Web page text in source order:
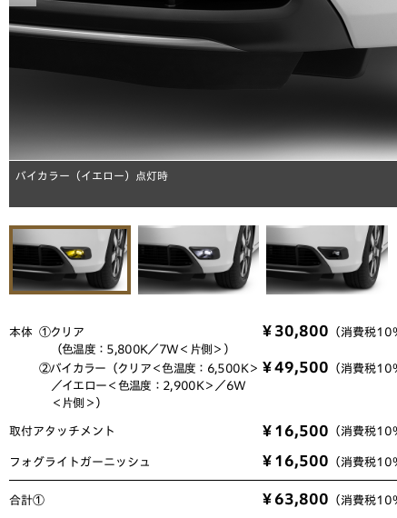
バイカラー（イエロー）点灯時
本体 ①クリア
（色温度：5,800K／7W＜片側＞）
￥30,800 （消費税
②バイカラー（クリア＜色温度：6,500K＞
／イエロー＜色温度：2,900K＞／6W
＜片側＞）
￥49,500 （消費税
取付アタッチメント ￥16,500 （消費税
フォグライト ガーニッシュ ￥16,500 （消費税
合計① ￥63,800 （消費税